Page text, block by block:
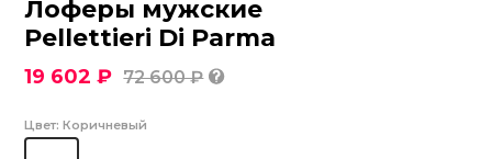
Лоферы мужские
Pellettieri Di Parma
19 602 ₽ 72 600 ₽
Цвет: Коричневый